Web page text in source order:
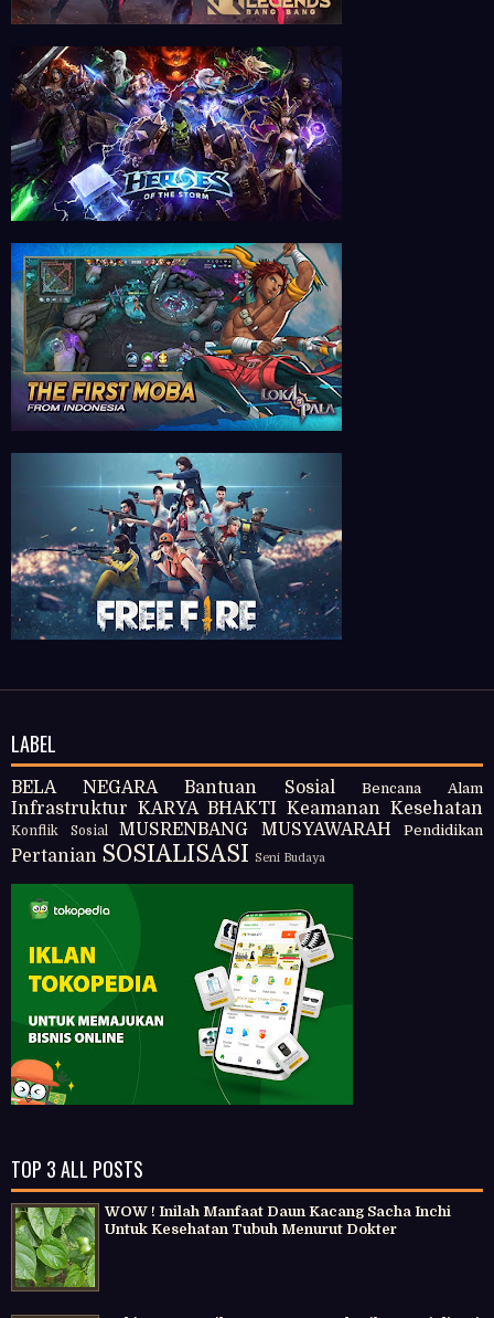
LABEL
BELA NEGARA Bantuan Sosial Bencana Alam
Infrastruktur KARYA BHAKTI Keamanan Kesehatan
Konflik Sosial MUSRENBANG MUSYAWARAH Pendidikan
Pertanian SOSIALISASI Seni Budaya
TOP 3 ALL POSTS
WOW ! Inilah Manfaat Daun Kacang Sacha Inchi
Untuk Kesehatan Tubuh Menurut Dokter